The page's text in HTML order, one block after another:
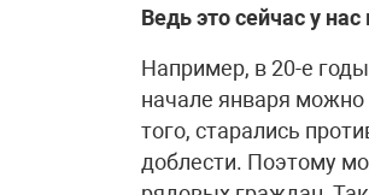
Ведь это сейчас у
Например, в 20-е
начале января
того, старались
доблести. Поэтому